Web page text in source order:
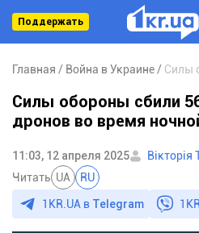
Поддержать
Главная Война в Украине
Силы обороны сбили
дронов во время
11:03, 12 апреля 2025
Вікторія
Читать UA RU
1KR.UA в Telegram